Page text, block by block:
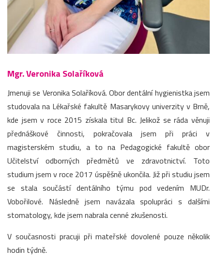
Mgr. Veronika Solaříková
Jmenuji se Veronika Solaříková. Obor dentální hygienistka jsem
studovala na Lékařské fakultě Masarykovy univerzity v Brně,
kde jsem v roce 2015 získala titul Bc. Jelikož se ráda věnuji
přednáškové činnosti, pokračovala jsem při práci v
magisterském studiu, a to na Pedagogické fakultě obor
Učitelství odborných předmětů ve zdravotnictví. Toto
studium jsem v roce 2017 úspěšně ukončila. Již při studiu jsem
se stala součástí dentálního týmu pod vedením MUDr.
Vobořilové. Následně jsem navázala spolupráci s dalšími
stomatology, kde jsem nabrala cenné zkušenosti.
V současnosti pracuji při mateřské dovolené pouze několik
hodin týdně.